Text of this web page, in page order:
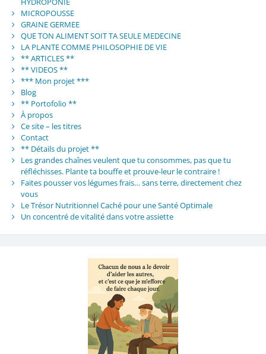
MICROPOUSSE
GRAINE GERMEE
QUE TON ALIMENT SOIT TA SEULE MEDECINE
LA PLANTE COMME PHILOSOPHIE DE VIE
** ARTICLES **
** VIDEOS **
*** Mon projet ***
Blog
** Portofolio **
À propos
Ce site – les titres
Contact
** Détails du projet **
Les grandes chaînes veulent que tu consommes, pas que tu
réfléchisses. Plante ta bouffe et prouve-leur le contraire !
Faites pousser vos légumes frais… sans terre, directement chez
vous
Le Trésor Nutritionnel Caché pour une Santé Optimale
Un concentré de vitalité dans votre assiette